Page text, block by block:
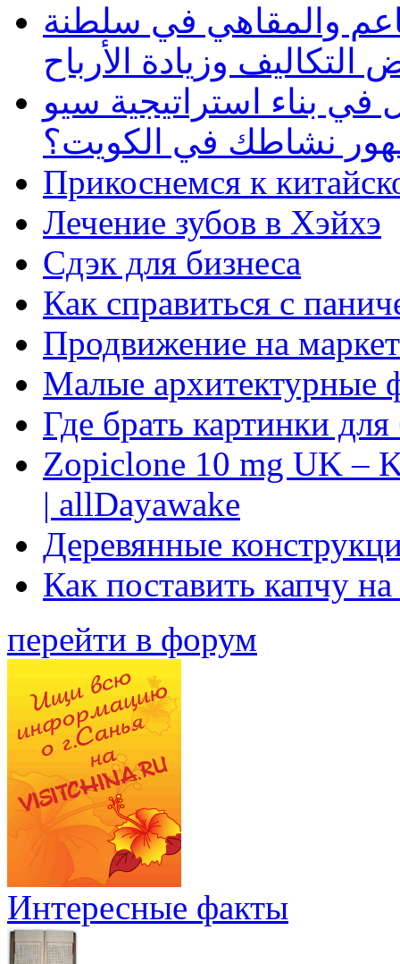
والمقاهي في سلطنة
وزيادة الأرباح
بناء استراتيجية سيو
نشاطك في الكويت؟
Прикоснемся к
Лечение зубов в Хэйхэ
Сдэк для бизнеса
Как справиться с
Продвижение на
Малые архитектурные
Где брать картинки
Zopiclone 10 mg UK –
| allDayawake
Деревянные
Как поставить капчу
перейти в форум
Интересные факты